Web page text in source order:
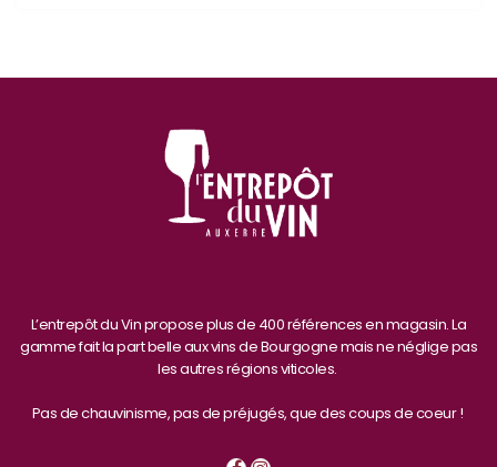
L’entrepôt du Vin propose plus de 400 références en magasin. La
gamme fait la part belle aux vins de Bourgogne mais ne néglige pas
les autres régions viticoles.
Pas de chauvinisme, pas de préjugés, que des coups de coeur !